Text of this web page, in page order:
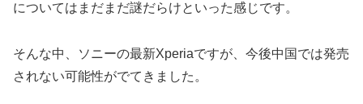
についてはまだまだ謎だらけといった感じです。
そんな中、ソニーの最新Xperiaですが、今後中国では発売
されない可能性がでてきました。